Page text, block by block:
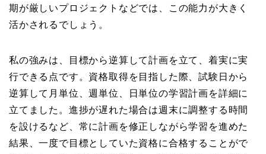
期が厳しいプロジェクトなどでは、この能力が大きく
活かされるでしょう。
私の強みは、目標から逆算して計画を立て、着実に実
行できる点です。資格取得を目指した際、試験日から
逆算して月単位、週単位、日単位の学習計画を詳細に
立てました。進捗が遅れた場合は週末に調整する時間
を設けるなど、常に計画を修正しながら学習を進めた
結果、一度で目標としていた資格に合格することがで